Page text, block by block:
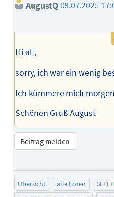
AugustQ08.07.2025
Hi all,
sorry, ich war ein wenig
Ich kümmere mich
Schönen Gruß August
Beitrag melden
Übersicht alle Foren